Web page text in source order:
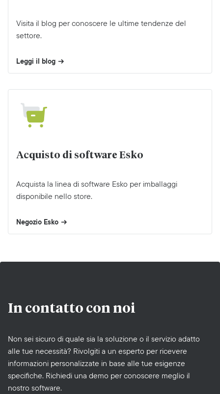
Visita il blog per conoscere le ultime tendenze del
settore.
Leggi il blog
Acquisto di software Esko
Acquista la linea di software Esko per imballaggi
disponibile nello store.
Negozio Esko
In contatto con noi
Non sei sicuro di quale sia la soluzione o il servizio adatto
alle tue necessità? Rivolgiti a un esperto per ricevere
informazioni personalizzate in base alle tue esigenze
specifiche. Richiedi una demo per conoscere meglio il
nostro software.